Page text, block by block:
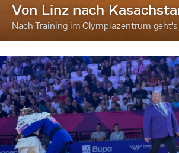
Von Linz nach
Nach Training im Olympiazentrum